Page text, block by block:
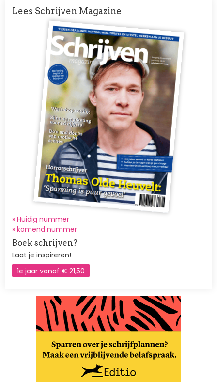
Lees Schrijven Magazine
Afbeelding
» Huidig nummer
» komend nummer
Boek schrijven?
Laat je inspireren!
1e jaar vanaf € 21,50